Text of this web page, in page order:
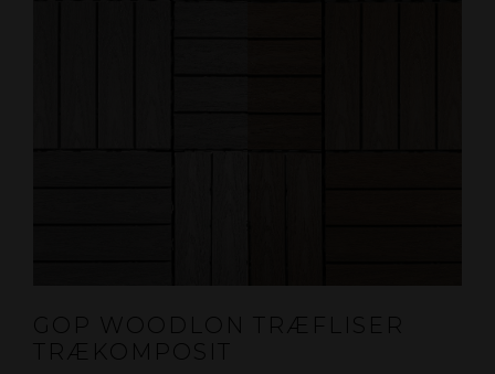
GOP WOODLON TRÆFLISER
TRÆKOMPOSIT